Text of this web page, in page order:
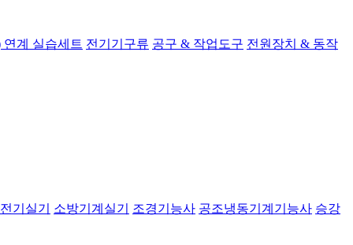
계 실습세트 전기기구류 공구 & 작업도구 전원장치 & 동작
기실기 소방기계실기 조경기능사 공조냉동기계기능사 승강